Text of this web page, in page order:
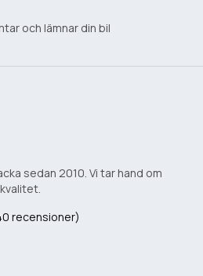
och lämnar din bil
sedan 2010. Vi tar hand om
recensioner)